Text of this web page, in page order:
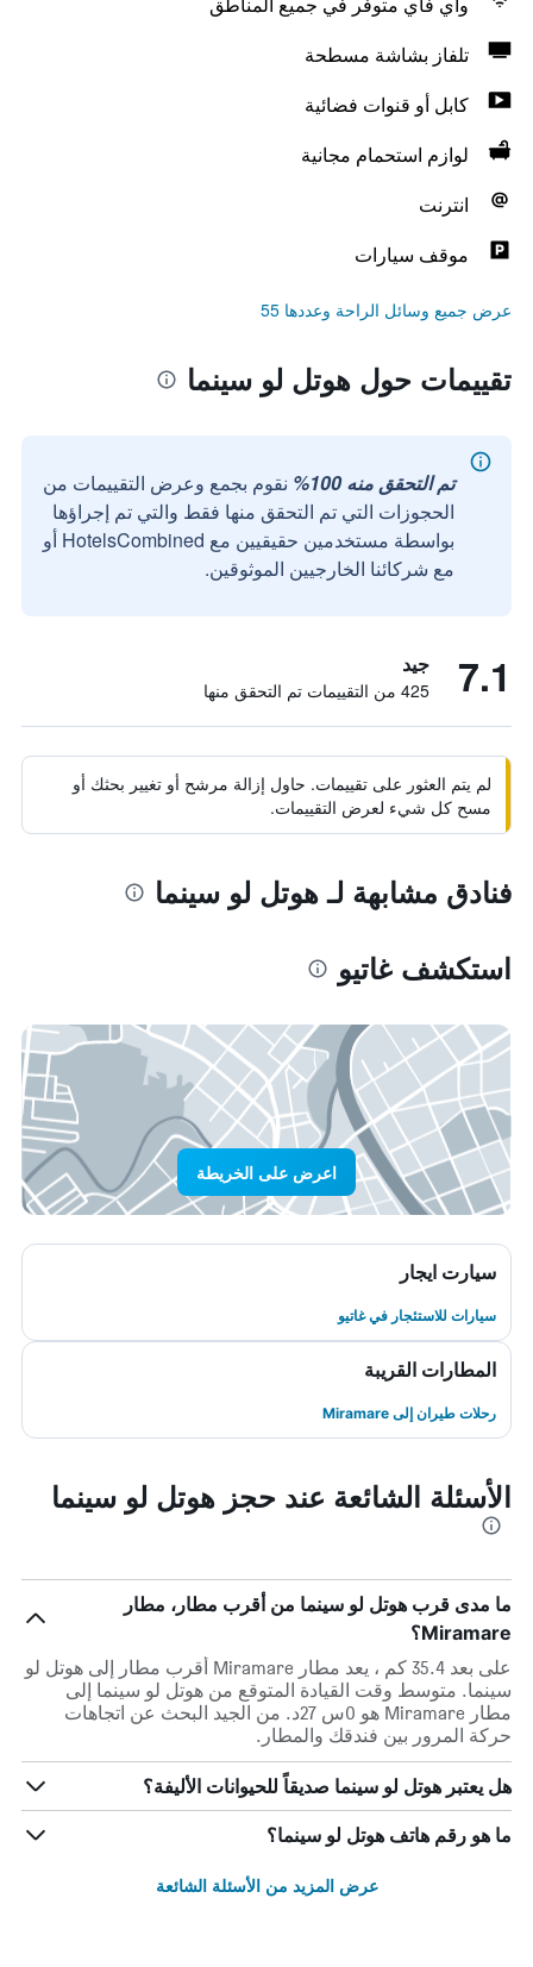
تلفاز بشاشة مسطحة
كابل أو قنوات فضائية
لوازم استحمام مجانية
انترنت
موقف سيارات
عرض جميع وسائل الراحة وعددها 55
تقييمات حول هوتل لو سينما
تم التحقق منه 100%
نقوم بجمع وعرض التقييمات من
الحجوزات التي تم التحقق منها فقط والتي تم إجراؤها
بواسطة مستخدمين حقيقيين مع HotelsCombined أو
مع شركائنا الخارجيين الموثوقين.
7.1 جيد
425 من التقييمات تم التحقق منها
لم يتم العثور على تقييمات. حاول إزالة مرشح أو تغيير بحثك أو
مسح كل شيء لعرض التقييمات.
فنادق مشابهة لـ هوتل لو سينما
استكشف غاتيو
اعرض على الخريطة
سيارت ايجار
سيارات للاستئجار في غاتيو
المطارات القريبة
رحلات طيران إلى Miramare
الأسئلة الشائعة عند حجز هوتل لو سينما
ما مدى قرب هوتل لو سينما من أقرب مطار، مطار
Miramare؟
على بعد 35.4 كم ، يعد مطار Miramare أقرب مطار إلى هوتل لو
سينما. متوسط وقت القيادة المتوقع من هوتل لو سينما إلى
مطار Miramare هو 0س 27د. من الجيد البحث عن اتجاهات
حركة المرور بين فندقك والمطار.
هل يعتبر هوتل لو سينما صديقاً للحيوانات الأليفة؟
ما هو رقم هاتف هوتل لو سينما؟
عرض المزيد من الأسئلة الشائعة